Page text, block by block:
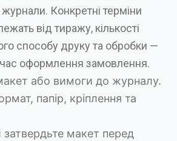
журнали. Конкретні терміни
від тиражу, кількості
способу друку та обробки —
час оформлення замовлення.
або вимоги до журналу.
папір, кріплення та
затвердьте макет перед